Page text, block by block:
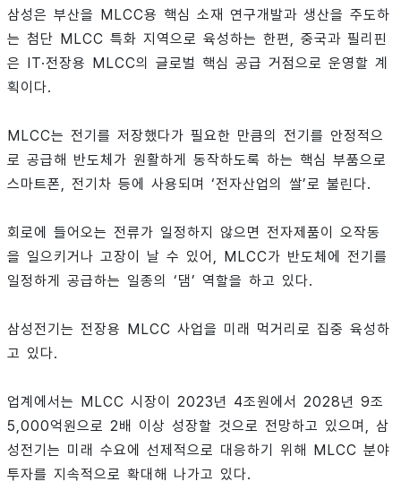
삼성은 부산을 MLCC용 핵심 소재 연구개발과 생산을 주도하
는 첨단 MLCC 특화 지역으로 육성하는 한편, 중국과 필리핀
은 IT·전장용 MLCC의 글로벌 핵심 공급 거점으로 운영할 계
획이다.
MLCC는 전기를 저장했다가 필요한 만큼의 전기를 안정적으
로 공급해 반도체가 원활하게 동작하도록 하는 핵심 부품으로
스마트폰, 전기차 등에 사용되며 ‘전자산업의 쌀’로 불린다.
회로에 들어오는 전류가 일정하지 않으면 전자제품이 오작동
을 일으키거나 고장이 날 수 있어, MLCC가 반도체에 전기를
일정하게 공급하는 일종의 ‘댐’ 역할을 하고 있다.
삼성전기는 전장용 MLCC 사업을 미래 먹거리로 집중 육성하
고 있다.
업계에서는 MLCC 시장이 2023년 4조원에서 2028년 9조
5,000억원으로 2배 이상 성장할 것으로 전망하고 있으며, 삼
성전기는 미래 수요에 선제적으로 대응하기 위해 MLCC 분야
투자를 지속적으로 확대해 나가고 있다.